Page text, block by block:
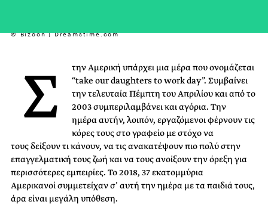
© Bizoon | Dreamstime.com
Σ
την Αμερική υπάρχει μια μέρα που ονομάζεται
“take our daughters to work day”. Συμβαίνει
την τελευταία Πέμπτη του Απριλίου και από το
2003 συμπεριλαμβάνει και αγόρια. Την
ημέρα αυτήν, λοιπόν, εργαζόμενοι φέρνουν τις
κόρες τους στο γραφείο με στόχο να
τους δείξουν τι κάνουν, να τις ανακατέψουν πιο πολύ στην
επαγγελματική τους ζωή και να τους ανοίξουν την όρεξη για
περισσότερες εμπειρίες. Το 2018, 37 εκατομμύρια
Αμερικανοί συμμετείχαν σ’ αυτή την ημέρα με τα παιδιά τους,
άρα είναι μεγάλη υπόθεση.